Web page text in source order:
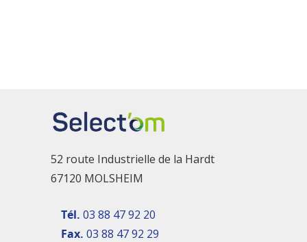
52 route Industrielle de la Hardt
67120 MOLSHEIM
Tél. 03 88 47 92 20
Fax. 03 88 47 92 29